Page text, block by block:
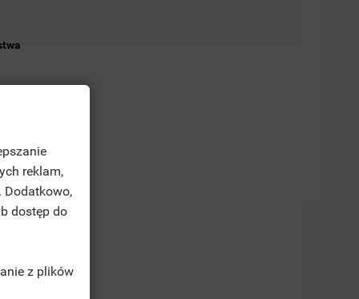
reklam,
Dodatkowo,
dostęp do
z plików